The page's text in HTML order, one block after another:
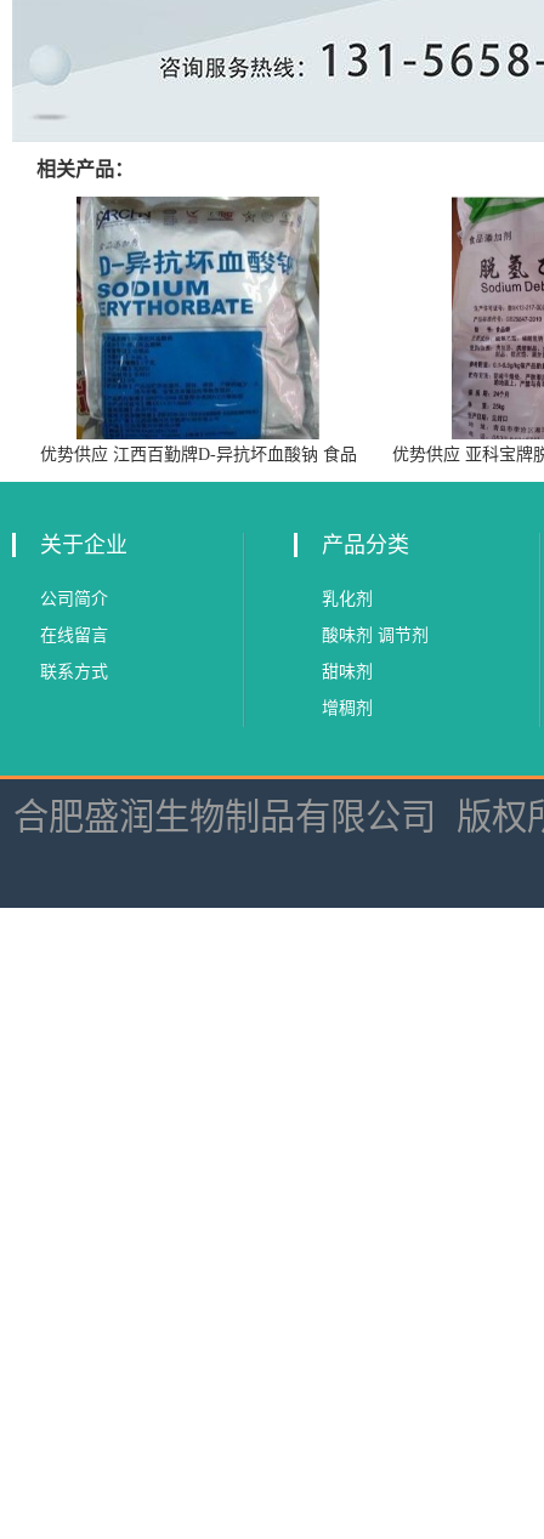
相关产品：
优势供应 江西百勤牌D-异抗坏血酸钠 食品
级抗氧化剂
优势供应 亚科宝牌
关于企业
公司简介
在线留言
联系方式
产品分类
乳化剂
酸味剂 调节剂
甜味剂
增稠剂
合肥盛润生物制品有限公司 版权